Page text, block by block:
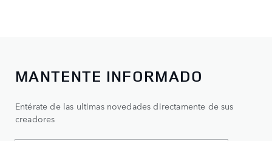
MANTENTE INFORMADO
Entérate de las ultimas novedades directamente de sus
creadores